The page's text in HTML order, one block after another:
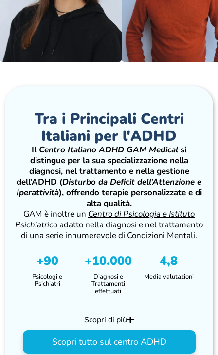
Tra i Principali Centri
Italiani per l'ADHD
Il Centro Italiano ADHD GAM Medical si
distingue per la sua specializzazione nella
diagnosi, nel trattamento e nella gestione
dell’ADHD (Disturbo da Deficit dell’Attenzione e
Iperattività), offrendo terapie personalizzate e di
alta qualità.
GAM è inoltre un Centro di Psicologia e Istituto
Psichiatrico adatto nella diagnosi e nel trattamento
di una serie innumerevole di Condizioni Mentali.
+90
Psicologi e
Psichiatri
+10.000
Diagnosi e
Trattamenti
effettuati
4,8
Media valutazioni
Scopri di più
Scopri tutto sul centro ADHD